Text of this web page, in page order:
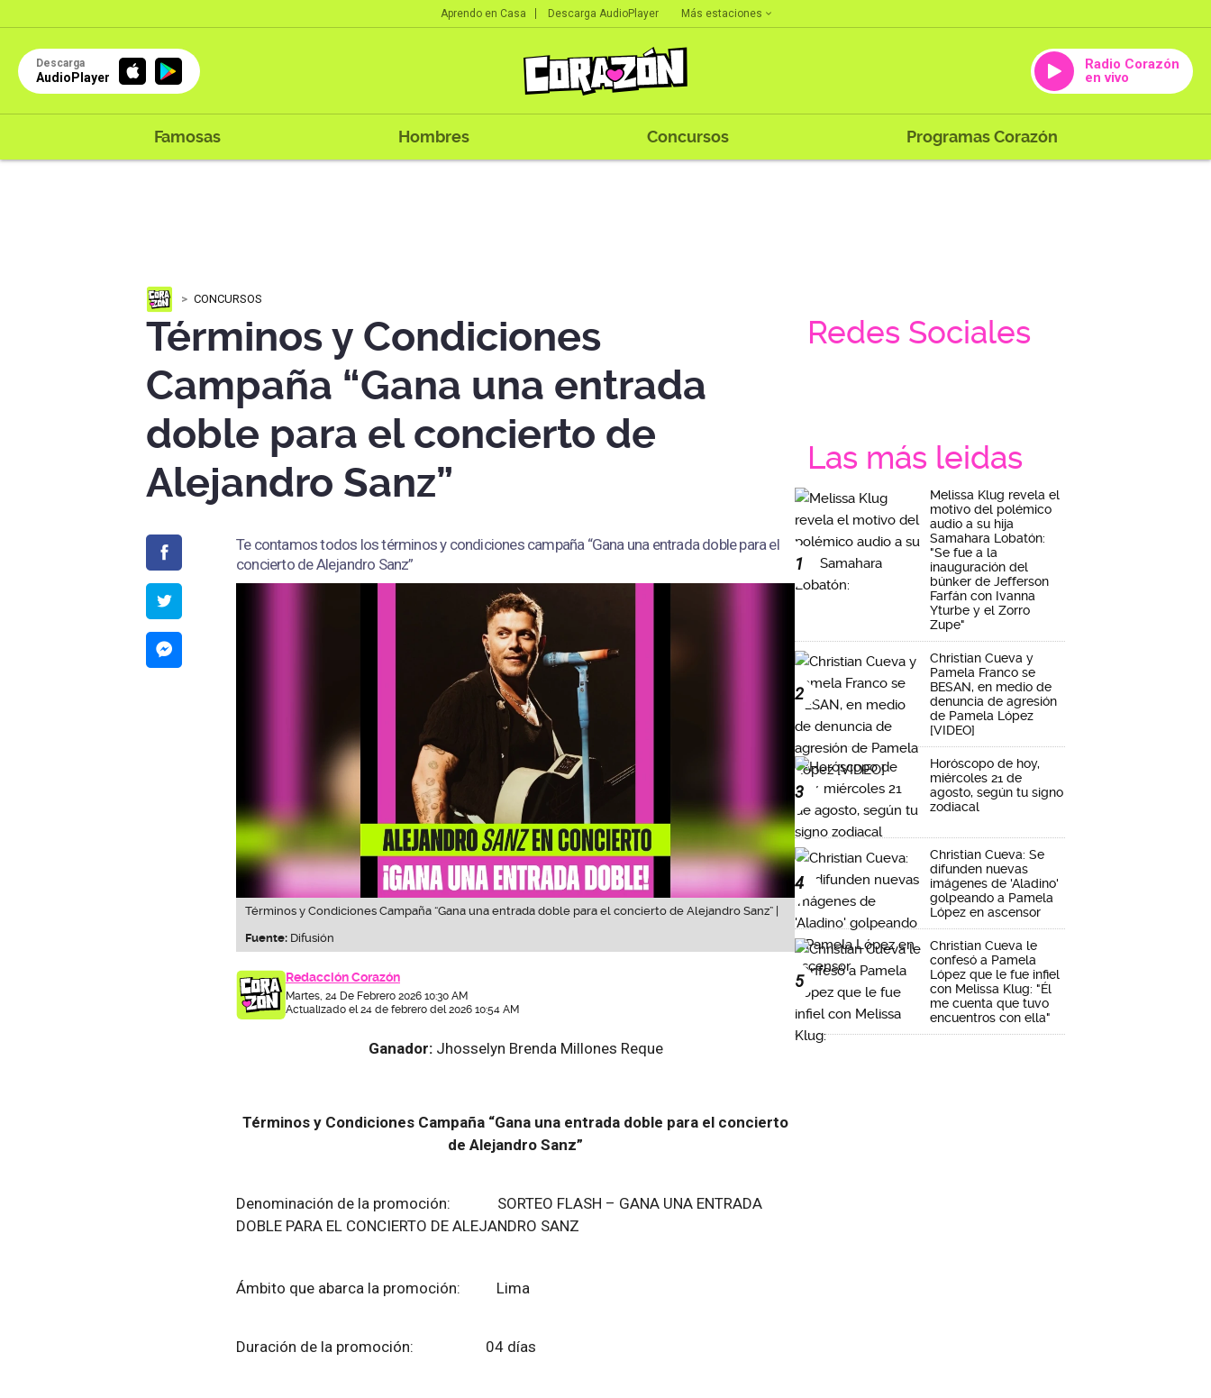
Aprendo en Casa Descarga AudioPlayer Más estaciones
Descarga
AudioPlayer
Radio Corazón
en vivo
Famosas Hombres Concursos Programas Corazón
CONCURSOS
Términos y Condiciones
Campaña “Gana una entrada
doble para el concierto de
Alejandro Sanz”
Te contamos todos los términos y condiciones campaña “Gana una entrada doble para el
concierto de Alejandro Sanz”
Términos y Condiciones Campaña “Gana una entrada doble para el concierto de Alejandro Sanz” |
Fuente: Difusión
Redacción Corazón
Martes, 24 De Febrero 2026 10:30 AM
Actualizado el 24 de febrero del 2026 10:54 AM
Ganador: Jhosselyn Brenda Millones Reque
Términos y Condiciones Campaña “Gana una entrada doble para el concierto
de Alejandro Sanz”
Denominación de la promoción: SORTEO FLASH – GANA UNA ENTRADA
DOBLE PARA EL CONCIERTO DE ALEJANDRO SANZ
Ámbito que abarca la promoción: Lima
Duración de la promoción: 04 días
Redes Sociales
Las más leidas
1
Melissa Klug revela el
motivo del polémico
audio a su hija
Samahara Lobatón:
"Se fue a la
inauguración del
búnker de Jefferson
Farfán con Ivanna
Yturbe y el Zorro
Zupe"
2
Christian Cueva y
Pamela Franco se
BESAN, en medio de
denuncia de agresión
de Pamela López
[VIDEO]
3
Horóscopo de hoy,
miércoles 21 de
agosto, según tu signo
zodiacal
4
Christian Cueva: Se
difunden nuevas
imágenes de 'Aladino'
golpeando a Pamela
López en ascensor
5
Christian Cueva le
confesó a Pamela
López que le fue infiel
con Melissa Klug: "Él
me cuenta que tuvo
encuentros con ella"